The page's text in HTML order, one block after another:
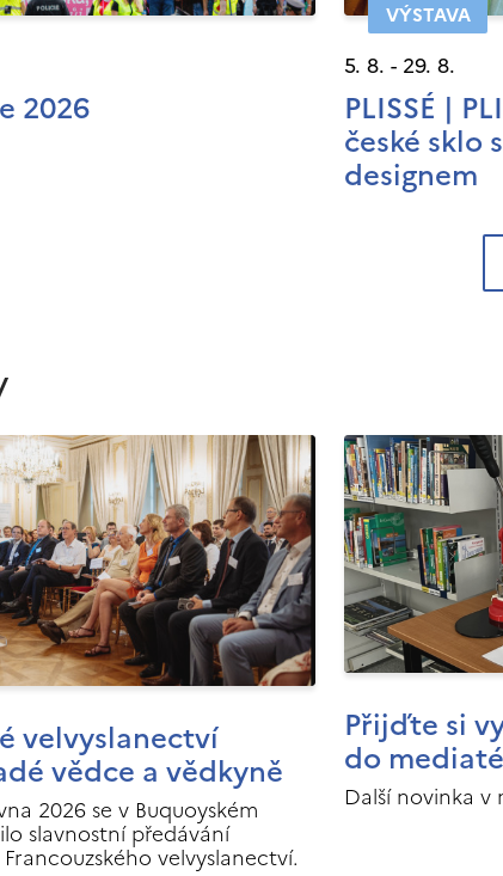
2026
VÝSTAVA
5. 8. - 29. 8.
PLISSÉ |
české sklo
designem
velvyslanectví
vědce a vědkyně
2026 se v Buquoyském
slavnostní předávání
velvyslanectví.
Přijďte si
do
Další novinka v